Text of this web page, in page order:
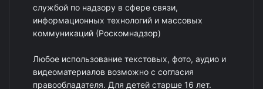
службой по надзору в сфере связи,
информационных технологий и массовых
коммуникаций (Роскомнадзор)
Любое использование текстовых, фото, аудио и
видеоматериалов возможно с согласия
правообладателя. Для детей старше 16 лет.